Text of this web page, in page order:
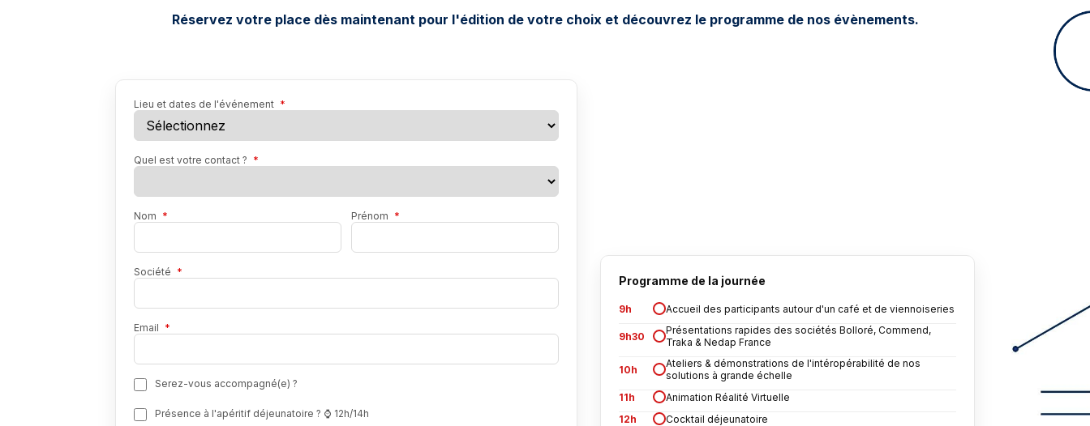
Réservez votre place dès maintenant pour l'édition de votre choix et découvrez le programme de nos évènements.
Lieu et dates de l'événement *
Quel est votre contact ? *
Nom * Prénom *
Société *
Email *
Serez-vous accompagné(e) ?
Présence à l'apéritif déjeunatoire ? ⌚ 12h/14h
Programme de la journée
9h Accueil des participants autour d'un café et de viennoiseries
9h30
Présentations rapides des sociétés Bolloré, Commend,
Traka & Nedap France
10h
Ateliers & démonstrations de l'intéropérabilité de nos
solutions à grande échelle
11h
Animation Réalité Virtuelle
12h
Cocktail déjeunatoire